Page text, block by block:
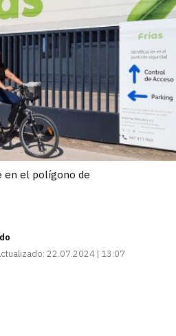
en el polígono de
22.07.2024 | 13:07